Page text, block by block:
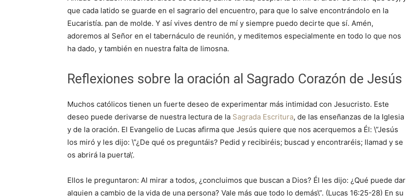
que cada latido se guarde en el sagrario del encuentro, para que lo salve encontrándolo en la
Eucaristía. pan de molde. Y así vives dentro de mí y siempre puedo decirte que sí. Amén,
adoremos al Señor en el tabernáculo de reunión, y meditemos especialmente en todo lo que nos
ha dado, y también en nuestra falta de limosna.
Reflexiones sobre la oración al Sagrado Corazón de Jesús
Muchos católicos tienen un fuerte deseo de experimentar más intimidad con Jesucristo. Este
deseo puede derivarse de nuestra lectura de la Sagrada Escritura, de las enseñanzas de la Iglesia
y de la oración. El Evangelio de Lucas afirma que Jesús quiere que nos acerquemos a Él: \”Jesús
los miró y les dijo: \”¿De qué os preguntáis? Pedid y recibiréis; buscad y encontraréis; llamad y se
os abrirá la puerta\’.
Ellos le preguntaron: Al mirar a todos, ¿concluimos que buscan a Dios? Él les dijo: ¿Qué puede dar
alguien a cambio de la vida de una persona? Vale más que todo lo demás\”. (Lucas 16:25-28) En su